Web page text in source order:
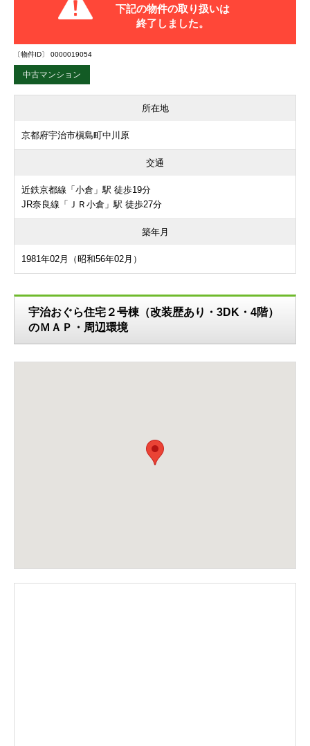
下記の物件の取り扱いは
終了しました。
〔物件ID〕 0000019054
中古マンション
所在地
京都府宇治市槇島町中川原
交通
近鉄京都線「小倉」駅 徒歩19分
JR奈良線「ＪＲ小倉」駅 徒歩27分
築年月
1981年02月（昭和56年02月）
宇治おぐら住宅２号棟（改装歴あり・3DK・4階）
のＭＡＰ・周辺環境